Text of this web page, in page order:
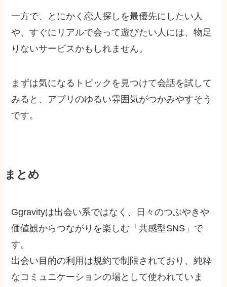
一方で、とにかく恋人探しを最優先にしたい人
や、すぐにリアルで会って遊びたい人には、物足
りないサービスかもしれません。
まずは気になるトピックを見つけて会話を試して
みると、アプリのゆるい雰囲気がつかみやすそう
です。
まとめ
Ggravityは出会い系ではなく、日々のつぶやきや
価値観からつながりを楽しむ「共感型SNS」で
す。
出会い目的の利用は規約で制限されており、純粋
なコミュニケーションの場として使われていま